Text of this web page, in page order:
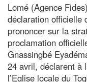
Lomé (Agence
déclaration officielle
prononcer sur la
proclamation
Gnassingbé
24 avril, déclarent à
l’Eglise locale du